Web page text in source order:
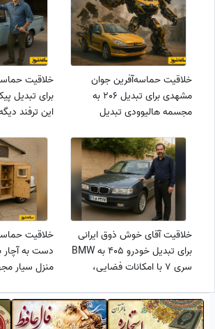
خلاقیت حماسه‌آفرین جوان
مشهدی برای تبدیل 206 به
مجسمه هالیوودی تبدیل
😍 / هنر نزد ایرانیان است و بس
خلاقیت
برای تبدیل
این ترفند
و بس
خلاقیت آقای خوش ذوق ایرانی
برای تبدیل خودرو 405 به BMW
سری 7 با امکانات فضایی،
ایرانیان است و بس😂
خلاقیت
دست به آچار
منزل سیار
گرونی